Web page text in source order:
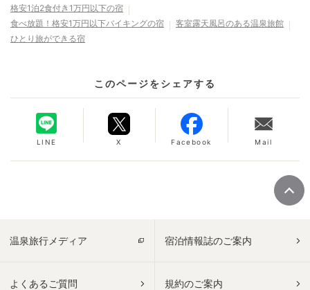
格安1泊2食付き1万円以下の宿
食べ放題！格安1万円以下バイキングの宿
客室露天風呂のある温泉旅館
ひとり旅ができる宿
このページをシェアする
LINE X Facebook Mail
温泉旅行メディア 宿泊情報誌のご案内
よくあるご質問 規約のご案内